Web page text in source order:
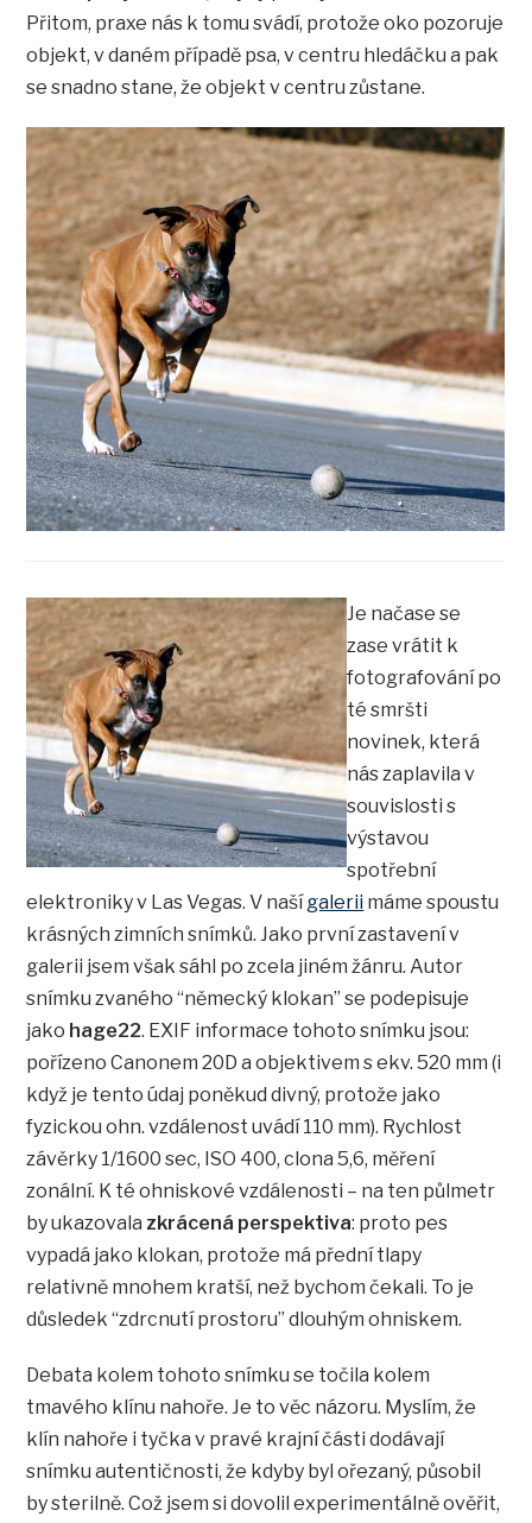
Přitom, praxe nás k tomu svádí, protože oko pozoruje
objekt, v daném případě psa, v centru hledáčku a pak
se snadno stane, že objekt v centru zůstane.
Je načase se
zase vrátit k
fotografování po
té smršti
novinek, která
nás zaplavila v
souvislosti s
výstavou
spotřební
elektroniky v Las Vegas. V našígalerii máme spoustu
krásných zimních snímků. Jako první zastavení v
galerii jsem však sáhl po zcela jiném žánru. Autor
snímku zvaného “německý klokan” se podepisuje
jako hage22. EXIF informace tohoto snímku jsou:
pořízeno Canonem 20D a objektivem s ekv. 520 mm (i
když je tento údaj poněkud divný, protože jako
fyzickou ohn. vzdálenost uvádí 110 mm). Rychlost
závěrky 1/1600 sec, ISO 400, clona 5,6, měření
zonální. K té ohniskové vzdálenosti – na ten půlmetr
by ukazovala zkrácená perspektiva: proto pes
vypadá jako klokan, protože má přední tlapy
relativně mnohem kratší, než bychom čekali. To je
důsledek “zdrcnutí prostoru” dlouhým ohniskem.
Debata kolem tohoto snímku se točila kolem
tmavého klínu nahoře. Je to věc názoru. Myslím, že
klín nahoře i tyčka v pravé krajní části dodávají
snímku autentičnosti, že kdyby byl ořezaný, působil
by sterilně. Což jsem si dovolil experimentálně ověřit,